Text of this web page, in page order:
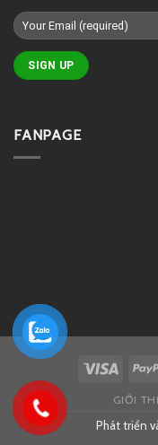
FANPAGE
GIỚI
Phát triển